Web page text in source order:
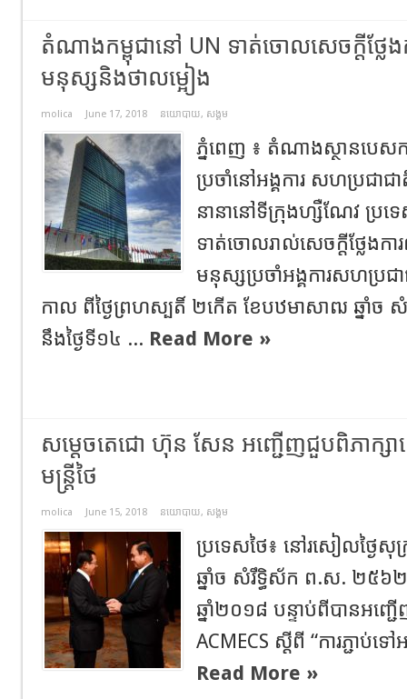
តំណាងកម្ពុជានៅ UN ទាត់ចោលសេចក្តីថ្លែ
មនុស្សនិងថាលម្អៀង
molica June 17, 2018 នយោបាយ, សង្គម
ភ្នំពេញ ៖ តំណាងស្ថានបេសក
ប្រចាំនៅអង្គការ សហប្រជាជា
នានានៅទីក្រុងហ្សឺណែវ ប្រ
ទាត់ចោលរាល់សេចក្តីថ្លែង
មនុស្សប្រចាំអង្គការសហប្រ
កាល ពីថ្ងៃព្រហស្បតិ៍ ២កើត ខែបឋមាសាឍ ឆ្នាំច
នឹងថ្ងៃទី១៤ ... Read More »
សម្ដេចតេជោ ហ៊ុន សែន អញ្ជើញជួបពិភាក្សា
មន្ត្រីថៃ
molica June 15, 2018 នយោបាយ, សង្គម
ប្រទេសថៃ៖ នៅរសៀលថ្ងៃ
ឆ្នាំច សំរឹទ្ធិស័ក ព.ស. ២៥៦២
ឆ្នាំ២០១៨ បន្ទាប់ពីបានអញ្
ACMECS ស្ដីពី “ការភ្ជាប់
Read More »